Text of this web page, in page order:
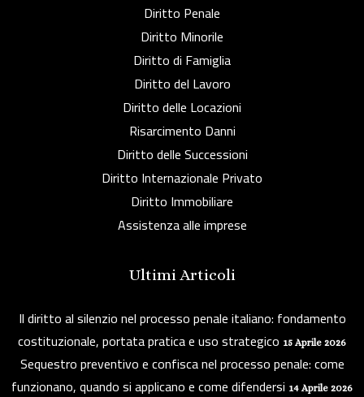
Diritto Penale
Diritto Minorile
Diritto di Famiglia
Diritto del Lavoro
Diritto delle Locazioni
Risarcimento Danni
Diritto delle Successioni
Diritto Internazionale Privato
Diritto Immobiliare
Assistenza alle imprese
Ultimi Articoli
Il diritto al silenzio nel processo penale italiano: fondamento
costituzionale, portata pratica e uso strategico 15 Aprile 2026
Sequestro preventivo e confisca nel processo penale: come
funzionano, quando si applicano e come difendersi 14 Aprile 2026